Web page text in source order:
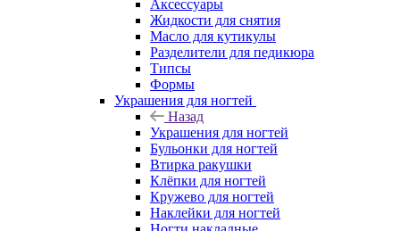
Аксессуары
Жидкости для снятия
Масло для кутикулы
Разделители для педикюра
Типсы
Формы
Украшения для ногтей
Назад
Украшения для ногтей
Бульонки для ногтей
Втирка ракушки
Клёпки для ногтей
Кружево для ногтей
Наклейки для ногтей